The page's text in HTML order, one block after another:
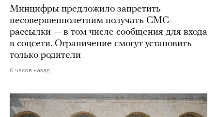
Минцифры предложило запретить
несовершеннолетним получать СМС-
рассылки — в том числе сообщения для входа
в соцсети. Ограничение смогут установить
только родители
6 часов назад